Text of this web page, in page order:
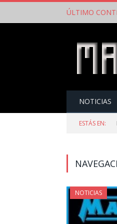
ÚLTIMO
NOTICIAS
ESTÁS EN:
NOTICIAS